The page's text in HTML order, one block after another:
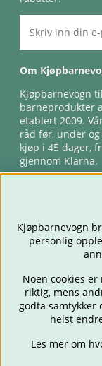
Om
Kjøpbarnevogn
barneprodukter
etablert 2009.
råd før, under
kjøp i 45 dager,
gjennom Klarna.
FORELDRE
Kjøpbarnevogn
personlig
Noen cookies
riktig, mens
godta samtykker
helst
Les mer om